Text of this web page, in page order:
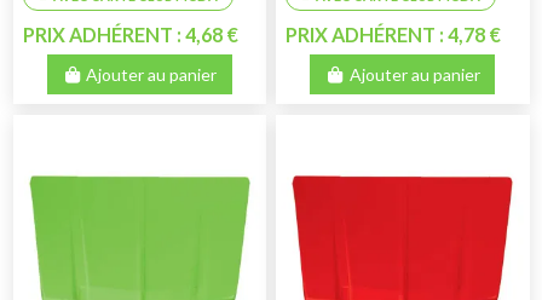
PRIX ADHÉRENT : 4,68 €
Ajouter au panier
PRIX ADHÉRENT : 4,78 €
Ajouter au panier